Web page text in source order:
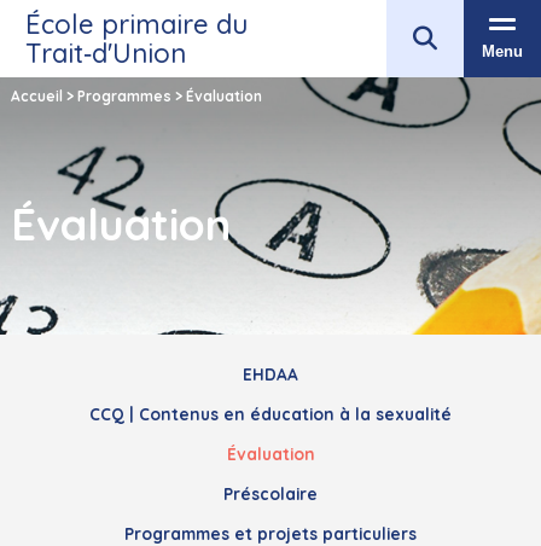
École primaire du
Trait‑d'Union
Menu
Accueil > Programmes > Évaluation
Évaluation
EHDAA
CCQ | Contenus en éducation à la sexualité
Évaluation
Préscolaire
Programmes et projets particuliers